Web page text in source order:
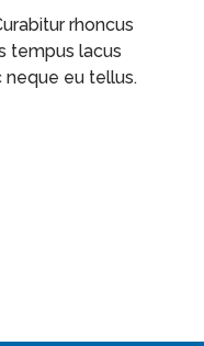
rhoncus
tempus lacus
neque eu tellus.